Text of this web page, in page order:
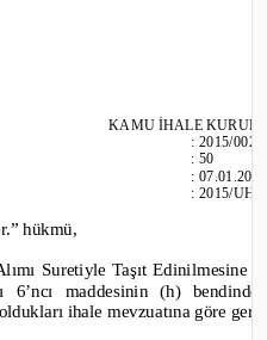
KAMU İHALE
:2015/002
:50
:
:2015/
” hükmü,
Suretiyle Taşıt Edinilmesine
6’ncı maddesinin (h)
ihale mevzuatına göre